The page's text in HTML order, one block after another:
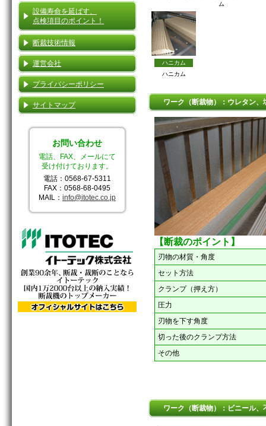
設備寿命を延ばす、
点検項目のポイント！
断裁技術情報
運営会社
プライバシーポリシー
サイトマップ
お問い合わせ
電話、FAX、メールにて
受け付けております。
電話：0568-67-5311
FAX：0568-68-0495
MAIL： info@itotec.co.jp
ム
ハニカム
ハニカム
ワーク（断裁物）：ウレタン
【断裁のポイント】
刃物の材質・角度
セット方法
クランプ（押え方）
圧力
刃物を下す角度
切った後のクランプ方法
その他
ワーク（断裁物）：ビニール、